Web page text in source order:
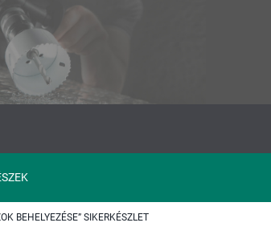
BEHELYEZÉSE” SIKERKÉSZLET